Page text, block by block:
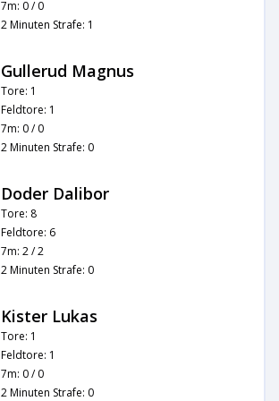
7m: 0 / 0
2 Minuten Strafe: 1
Gullerud Magnus
Tore: 1
Feldtore: 1
7m: 0 / 0
2 Minuten Strafe: 0
Doder Dalibor
Tore: 8
Feldtore: 6
7m: 2 / 2
2 Minuten Strafe: 0
Kister Lukas
Tore: 1
Feldtore: 1
7m: 0 / 0
2 Minuten Strafe: 0